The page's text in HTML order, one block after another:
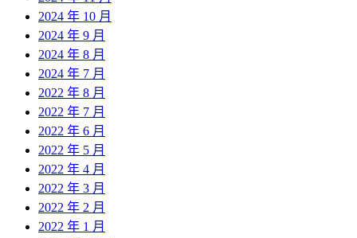
2024 年 10 月
2024 年 9 月
2024 年 8 月
2024 年 7 月
2022 年 8 月
2022 年 7 月
2022 年 6 月
2022 年 5 月
2022 年 4 月
2022 年 3 月
2022 年 2 月
2022 年 1 月